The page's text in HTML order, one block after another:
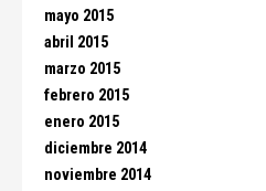
mayo 2015
abril 2015
marzo 2015
febrero 2015
enero 2015
diciembre 2014
noviembre 2014